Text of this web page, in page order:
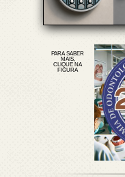
PARA SABER
MAIS,
CLIQUE NA
FIGURA